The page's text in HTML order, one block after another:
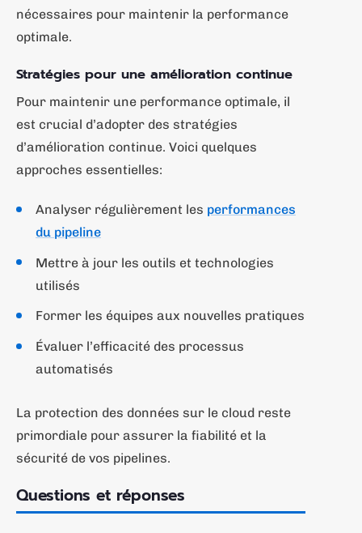
nécessaires pour maintenir la performance
optimale.
Stratégies pour une amélioration continue
Pour maintenir une performance optimale, il
est crucial d’adopter des stratégies
d’amélioration continue. Voici quelques
approches essentielles:
Analyser régulièrement les performances
du pipeline
Mettre à jour les outils et technologies
utilisés
Former les équipes aux nouvelles pratiques
Évaluer l’efficacité des processus
automatisés
La protection des données sur le cloud reste
primordiale pour assurer la fiabilité et la
sécurité de vos pipelines.
Questions et réponses